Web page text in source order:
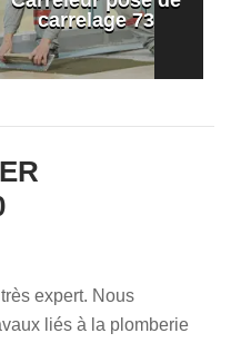
carrelage 73
expert. Nous
liés à la plomberie